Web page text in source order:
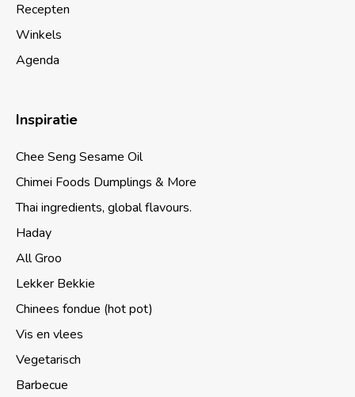
Recepten
Winkels
Agenda
Inspiratie
Chee Seng Sesame Oil
Chimei Foods Dumplings & More
Thai ingredients, global flavours.
Haday
All Groo
Lekker Bekkie
Chinees fondue (hot pot)
Vis en vlees
Vegetarisch
Barbecue